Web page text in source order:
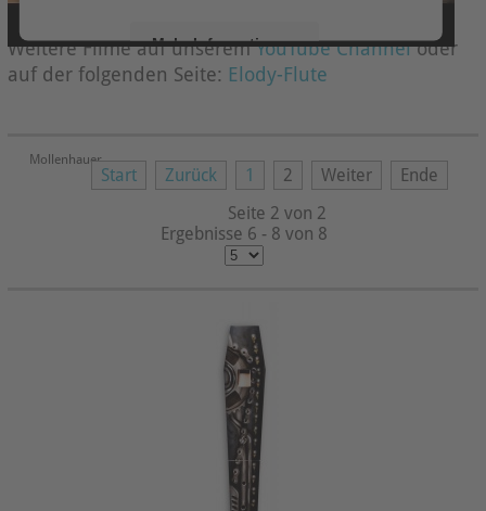
Mehr Informationen
Platform&eRecht24
Weitere Filme auf unseremYouTube Channeloder
auf der folgenden Seite: Elody-Flute
Mollenhauer
Start Zurück 1 2 Weiter
Ende
Seite 2 von 2
Ergebnisse 6 - 8 von 8